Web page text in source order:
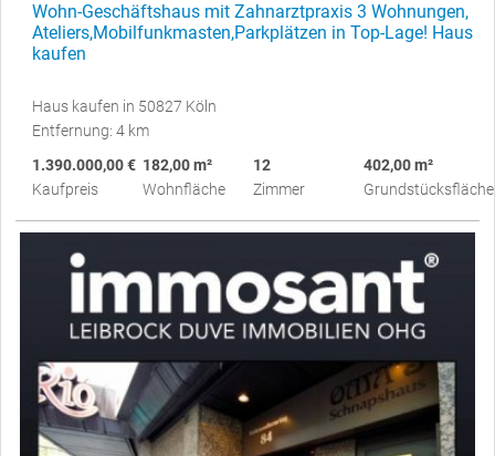
Wohn-Geschäftshaus mit Zahnarztpraxis 3 Wohnungen,
Ateliers,Mobilfunkmasten,Parkplätzen in Top-Lage! Haus
kaufen
Haus kaufen in 50827 Köln
Entfernung: 4 km
1.390.000,00 €
Kaufpreis
182,00 m²
Wohnfläche
12
Zimmer
402,00 m²
Grundstücksfläche